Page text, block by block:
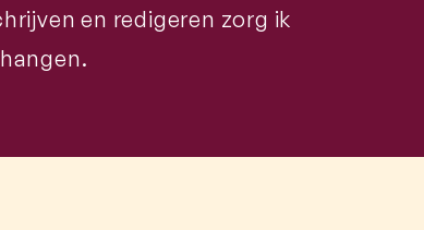
en redigeren zorg ik